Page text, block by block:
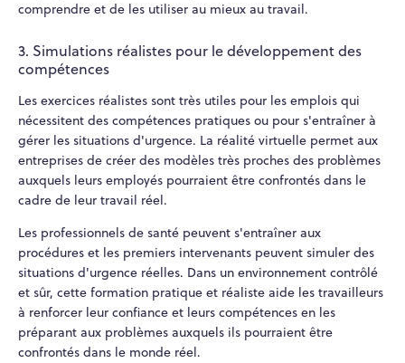
comprendre et de les utiliser au mieux au travail.
3. Simulations réalistes pour le développement des
compétences
Les exercices réalistes sont très utiles pour les emplois qui
nécessitent des compétences pratiques ou pour s'entraîner à
gérer les situations d'urgence. La réalité virtuelle permet aux
entreprises de créer des modèles très proches des problèmes
auxquels leurs employés pourraient être confrontés dans le
cadre de leur travail réel.
Les professionnels de santé peuvent s'entraîner aux
procédures et les premiers intervenants peuvent simuler des
situations d'urgence réelles. Dans un environnement contrôlé
et sûr, cette formation pratique et réaliste aide les travailleurs
à renforcer leur confiance et leurs compétences en les
préparant aux problèmes auxquels ils pourraient être
confrontés dans le monde réel.